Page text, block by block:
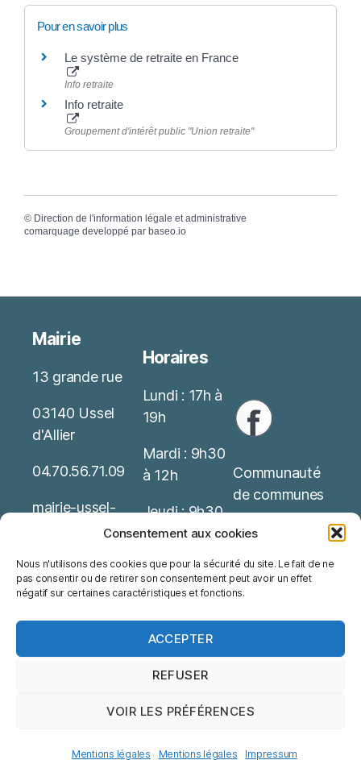
Consentement aux cookies
Nous n'utilisons des cookies que pour la sécurité du site. Le fait de ne
pas consentir ou de retirer son consentement peut avoir un effet
négatif sur certaines caractéristiques et fonctions.
ACCEPTER
REFUSER
VOIR LES PRÉFÉRENCES
Mentions légales Mentions légales Impressum
Pour en savoir plus
Le système de retraite en France
Info retraite
Info retraite
Groupement d'intérêt public "Union retraite"
© Direction de l'information légale et administrative
comarquage developpé par baseo.io
Mairie
13 grande rue
03140 Ussel
d'Allier
04.70.56.71.09
mairie-ussel-
allier(at)wanado
Mentions
Horaires
Lundi : 17h à
19h
Mardi : 9h30
à 12h
Jeudi : 9h30
à 12h
Possibilité de
rendez-vous
Communauté
de communes
Service Public
Office de
tourisme
Ussel d'Allier